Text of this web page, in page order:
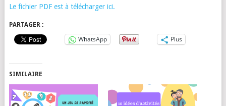
Le fichier PDF est à télécharger ici.
PARTAGER :
WhatsApp Plus
SIMILAIRE